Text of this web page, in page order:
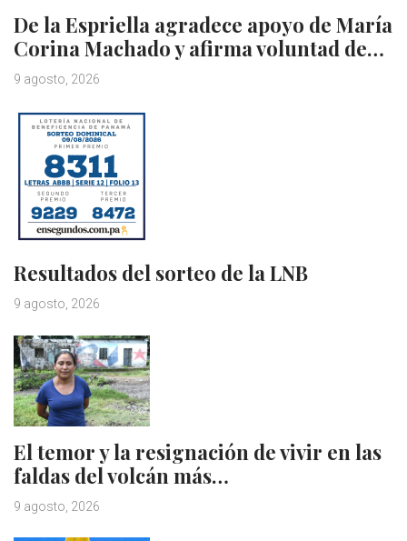
De la Espriella agradece apoyo de María
Corina Machado y afirma voluntad de…
9 agosto, 2026
Resultados del sorteo de la LNB
9 agosto, 2026
El temor y la resignación de vivir en las
faldas del volcán más…
9 agosto, 2026